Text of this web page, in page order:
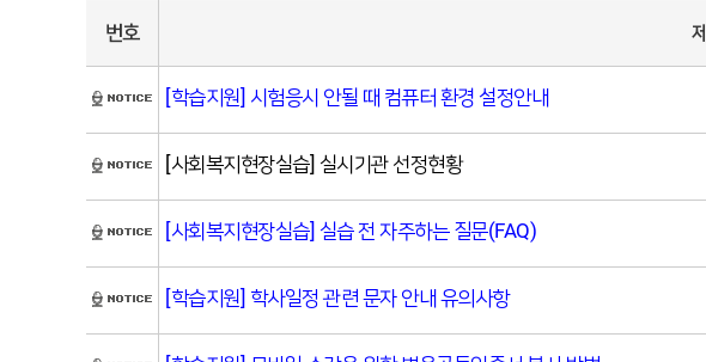
번호
[학습지원] 시험응시 안될 때 컴퓨터 환경 설정안내
[사회복지현장실습] 실시기관 선정현황
[사회복지현장실습] 실습 전 자주하는 질문(FAQ)
[학습지원] 학사일정 관련 문자 안내 유의사항